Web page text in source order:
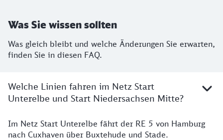
Was Sie wissen sollten
Was gleich bleibt und welche Änderungen Sie erwarten,
finden Sie in diesen FAQ.
Welche Linien fahren im Netz Start
Unterelbe und Start Niedersachsen Mitte?
Details
Im Netz Start Unterelbe fährt der RE 5 von Hamburg
nach Cuxhaven über Buxtehude und Stade.